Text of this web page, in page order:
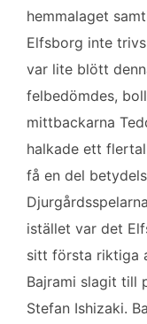
hemmalaget
Elfsborg inte
var lite blött
felbedömdes,
mittbackarna
halkade ett
få en del
istället var det
sitt första riktiga
Bajrami slagit till
Stefan Ishizaki.